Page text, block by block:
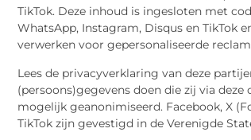
TikTok. Deze inhoud is ingesloten met
WhatsApp, Instagram, Disqus en TikTok
verwerken voor gepersonaliseerde
Lees de privacyverklaring van deze
(persoons)gegevens doen die zij via
mogelijk geanonimiseerd. Facebook, X
TikTok zijn gevestigd in de Verenigde